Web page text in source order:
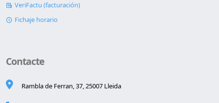
VeriFactu (facturación)
Fichaje horario
Contacte
Rambla de Ferran, 37, 25007 Lleida